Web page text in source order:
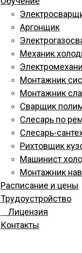
Аргонщик
Механик
Монтажник
Монтажник
Сварщик
Слесарь по
Слесарь-
Рихтовщик
Машинист
Монтажник
Расписание и цены
Трудоустройство
Лицензия
Контакты